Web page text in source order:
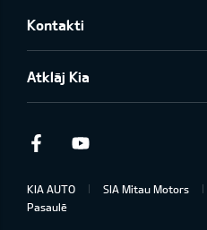
Kontakti
Atklāj Kia
Facebook
KIA AUTO SIA Mitau Motors
Pasaulē